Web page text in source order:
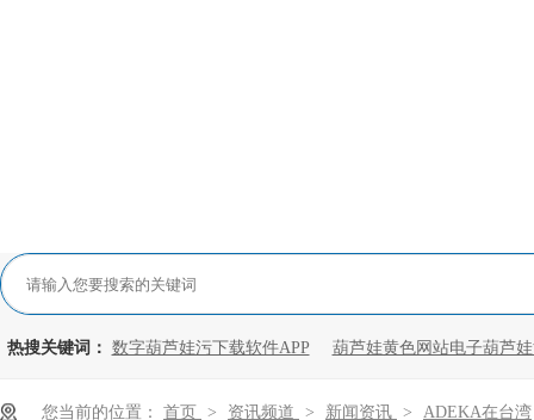
热搜关键词： 数字葫芦娃污下载软件APP 葫芦娃黄色网站电子葫芦
您当前的位置： 首页 > 资讯频道 > 新闻资讯 > ADEKA在台湾